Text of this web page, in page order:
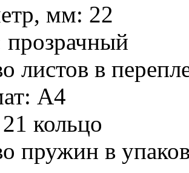
мм: 22
прозрачный
листов в
А4
кольцо
пружин в